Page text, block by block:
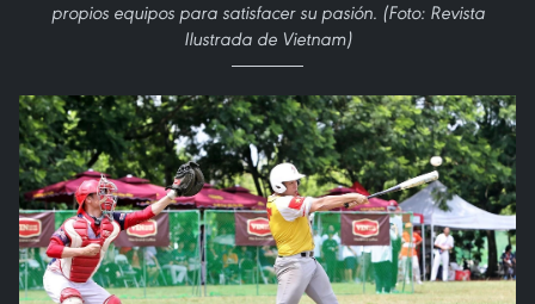
propios equipos para satisfacer su pasión. (Foto: Revista
Ilustrada de Vietnam)